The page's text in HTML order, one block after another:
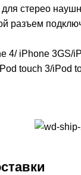
стерео
разъем
4/ iPhone 3GS/
touch 3/iPod